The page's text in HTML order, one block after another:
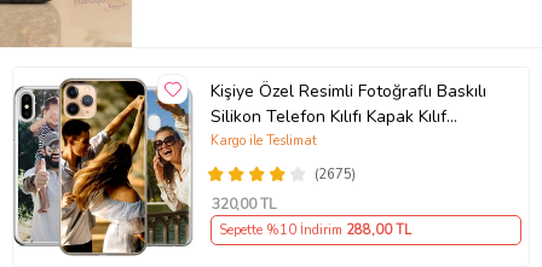
Kişiye Özel Resimli Fotoğraflı Baskılı
Silikon Telefon Kılıfı Kapak Kılıf
(Telefon Modelleri Açıklamada)
(2675)
Kargo ile Teslimat
320,00 TL
Sepette %10 İndirim 288,00 TL